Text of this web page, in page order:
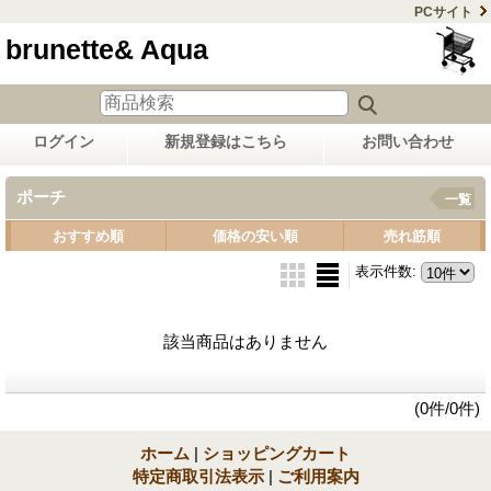
PCサイト
brunette& Aqua
ログイン 新規登録はこちら お問い合わせ
ポーチ 一覧
おすすめ順 価格の安い順 売れ筋順
表示件数:
該当商品はありません
(0件/0件)
ホーム | ショッピングカート
特定商取引法表示 | ご利用案内